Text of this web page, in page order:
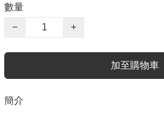
數量
−
+
加至購物車
簡介